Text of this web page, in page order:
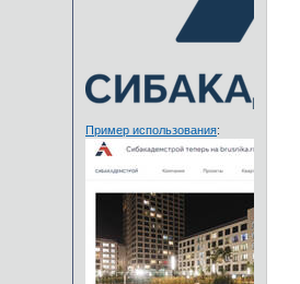
Пример использования: